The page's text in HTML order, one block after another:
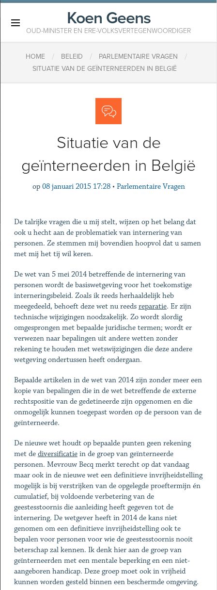
Koen Geens
OUD-MINISTER EN ERE-VOLKSVERTEGENWOORDIGER
HOME / BELEID / PARLEMENTAIRE VRAGEN /
SITUATIE VAN DE GEÏNTERNEERDEN IN BELGIË
Situatie van de
geïnterneerden in België
op 08 januari 2015 17:28 • Parlementaire Vragen
De talrijke vragen die u mij stelt, wijzen op het belang dat
ook u hecht aan de problematiek van internering van
personen. Ze stemmen mij bovendien hoopvol dat u samen
met mij het tij wil keren.
De wet van 5 mei 2014 betreffende de internering van
personen wordt de basiswetgeving voor het toekomstige
interneringsbeleid. Zoals ik reeds herhaaldelijk heb
meegedeeld, behoeft deze wet nu reeds reparatie. Er zijn
technische wijzigingen noodzakelijk. Zo wordt slordig
omgesprongen met bepaalde juridische termen; wordt er
verwezen naar bepalingen uit andere wetten zonder
rekening te houden met wetswijzigingen die deze andere
wetgeving ondertussen heeft ondergaan.
Bepaalde artikelen in de wet van 2014 zijn zonder meer een
kopie van bepalingen die in de wet betreffende de externe
rechtspositie van de gedetineerde zijn opgenomen en die
onmogelijk kunnen toegepast worden op de persoon van de
geïnterneerde.
De nieuwe wet houdt op bepaalde punten geen rekening
met de diversificatiein de groep van geïnterneerde
personen. Mevrouw Becq merkt terecht op dat vandaag
maar ook in de nieuwe wet een definitieve invrijheidstelling
mogelijk is bij verstrijken van de opgelegde proeftermijn én
cumulatief, bij voldoende verbetering van de
geestesstoornis die aanleiding heeft gegeven tot de
internering. De wetgever heeft in 2014 de kans niet
genomen om een definitieve invrijheidstelling ook te
bepalen voor personen voor wie de geestesstoornis nooit
beterschap zal kennen. Ik denk hier aan de groep van
geïnterneerden met een mentale beperking en een niet-
aangeboren handicap. Deze groep moet ook in vrijheid
kunnen worden gesteld binnen een beschermde omgeving.